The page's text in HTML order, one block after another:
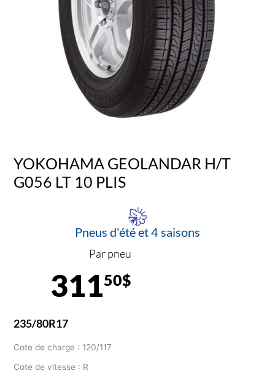
YOKOHAMA GEOLANDAR H/T
G056 LT 10 PLIS
Pneus d'été et 4 saisons
Par pneu
31150$
235/80R17
Cote de charge : 120/117
Cote de vitesse : R